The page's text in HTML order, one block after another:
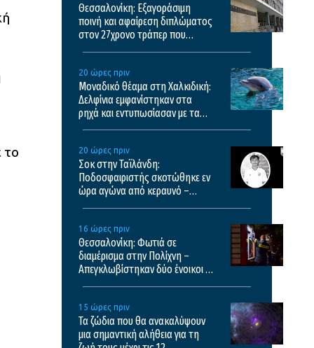
το
Θεσσαλονίκη: Εξαγοράσιμη
ποινή και αφαίρεση διπλώματος
στον 27χρονο τράπερ που
20 ώρες πριν
Μοναδικό θέαμα στη Χαλκιδική:
Δελφίνια εμφανίστηκαν στα
ρηχά και εντυπωσίασαν με τα
20 ώρες πριν
Σοκ στην Ταϊλάνδη:
Ποδοσφαιριστής σκοτώθηκε εν
ώρα αγώνα από κεραυνό –
16 ώρες πριν
Θεσσαλονίκη: Φωτιά σε
διαμέρισμα στην Πολίχνη –
Απεγκλωβίστηκαν δύο ένοικοι –
15 ώρες πριν
Τα ζώδια που θα ανακαλύψουν
μια σημαντική αλήθεια για τη